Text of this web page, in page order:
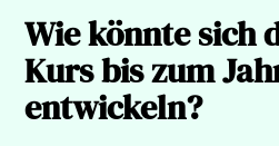
Wie könnte sich
Kurs bis zum
entwickeln?